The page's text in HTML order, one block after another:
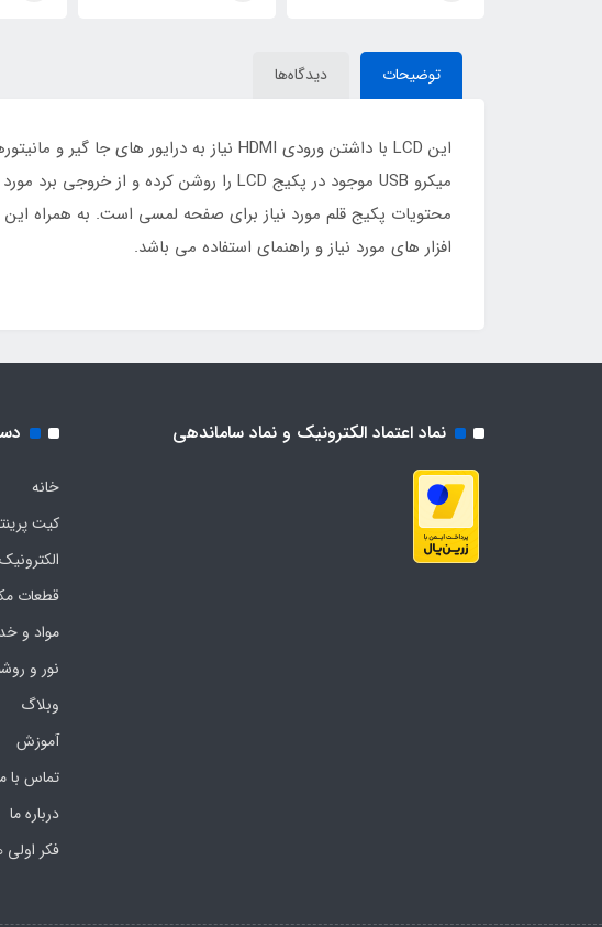
توضیحات دیدگاه‌ها
محتویات پکیج قلم مورد نیاز برای صفحه لمسی است. به همراه
افزار های مورد نیاز و راهنمای استفاده می باشد.
نماد اعتماد الکترونیک و نماد ساماندهی
خانه
کیت
قطعات
مواد و
نور و
وبلاگ
آموزش
تماس با
درباره ما
فکر اولی